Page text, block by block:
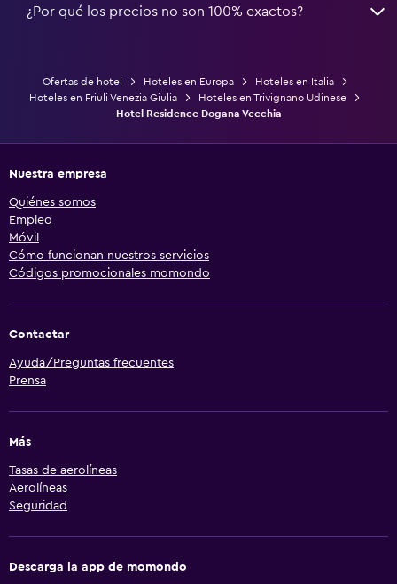
¿Por qué los precios no son 100% exactos?
Ofertas de hotel Hoteles en Europa
Hoteles en Italia
Hoteles en Friuli Venezia Giulia
Hoteles en Trivignano Udinese
Hotel Residence Dogana Vecchia
Nuestra empresa
Quiénes somos
Empleo
Móvil
Cómo funcionan nuestros servicios
Códigos promocionales momondo
Contactar
Ayuda/Preguntas frecuentes
Prensa
Más
Tasas de aerolíneas
Aerolíneas
Seguridad
Descarga la app de momondo